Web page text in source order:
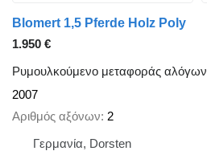
Blomert 1,5 Pferde Holz Poly
1.950 €
Ρυμουλκούμενο μεταφοράς αλόγων
2007
Αριθμός αξόνων 2
Γερμανία, Dorsten